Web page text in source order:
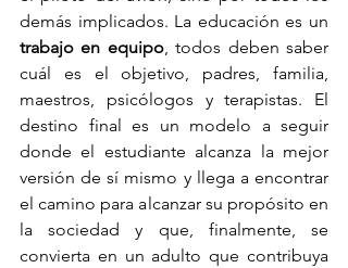
trabajo en equipo, todos deben saber
cuál es el objetivo, padres, familia,
maestros, psicólogos y terapistas. El
destino final es un modelo a seguir
donde el estudiante alcanza la mejor
versión de sí mismo y llega a encontrar
el camino para alcanzar su propósito en
la sociedad y que, finalmente, se
convierta en un adulto que contribuya